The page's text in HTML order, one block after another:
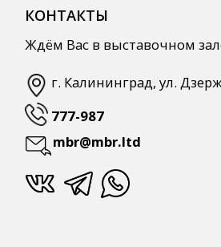
Напитки
Профессиональная химия
Одноразовая посуда и упаковка
Продукты питания
Столовая посуда
Инвентарь
Звуковое оборудование
Мебель из нержавеющей стали